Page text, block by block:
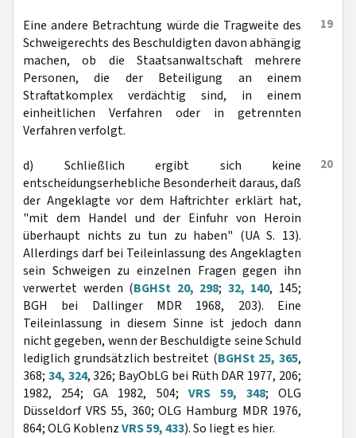
19
Eine andere Betrachtung würde die Tragweite des
Schweigerechts des Beschuldigten davon abhängig
machen, ob die Staatsanwaltschaft mehrere
Personen, die der Beteiligung an einem
Straftatkomplex verdächtig sind, in einem
einheitlichen Verfahren oder in getrennten
Verfahren verfolgt.
20
d) Schließlich ergibt sich keine
entscheidungserhebliche Besonderheit daraus, daß
der Angeklagte vor dem Haftrichter erklärt hat,
"mit dem Handel und der Einfuhr von Heroin
überhaupt nichts zu tun zu haben" (UA S. 13).
Allerdings darf bei Teileinlassung des Angeklagten
sein Schweigen zu einzelnen Fragen gegen ihn
verwertet werden (BGHSt 20, 298; 32, 140, 145;
BGH bei Dallinger MDR 1968, 203). Eine
Teileinlassung in diesem Sinne ist jedoch dann
nicht gegeben, wenn der Beschuldigte seine Schuld
lediglich grundsätzlich bestreitet (BGHSt 25, 365,
368; 34, 324, 326; BayObLG bei Rüth DAR 1977, 206;
1982, 254; GA 1982, 504; VRS 59, 348; OLG
Düsseldorf VRS 55, 360; OLG Hamburg MDR 1976,
864; OLG KoblenzVRS 59, 433). So liegt es hier.